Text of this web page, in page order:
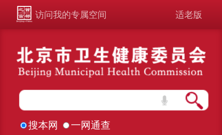
访问我的专属空间 适老版
搜本网 一网通查